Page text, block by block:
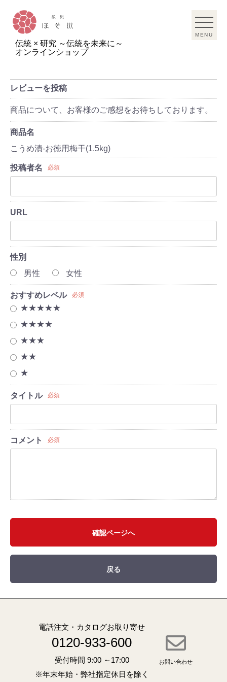
伝統 × 研究 ～伝統を未来に～
オンラインショップ
MENU
レビューを投稿
商品について、お客様のご感想をお待ちしております。
商品名
こうめ漬‐お徳用梅干(1.5kg)
投稿者名 必須
URL
性別
男性
女性
おすすめレベル 必須
★★★★★
★★★★
★★★
★★
★
タイトル 必須
コメント 必須
確認ページへ
戻る
電話注文・カタログお取り寄せ
0120-933-600
受付時間 9:00 ～17:00
※年末年始・弊社指定休日を除く
お問い合わせ